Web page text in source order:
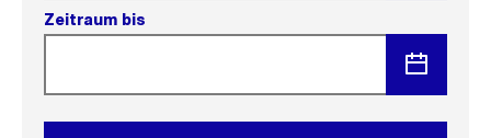
öffnen
Zeitraum bis
öffnen